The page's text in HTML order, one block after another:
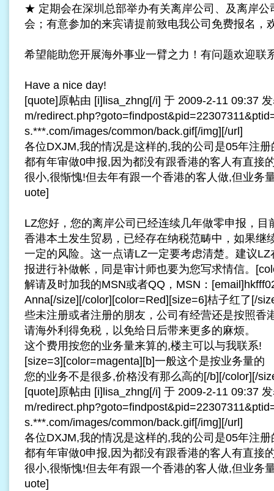
★ 定期会在深圳总部举办有关离岸公司、及离岸公
会；有意参加的来宾请提前致电我公司免费报名
希望能助您开展海外事业一臂之力！有问题欢迎联
Have a nice day!
[quote]原帖由 [i]lisa_zhng[/i] 于 2009-2-11 09:37
m/
s.***.com/images/common/back.gif[/img][/url]
各位DXJM,我的情况是这样的,我的公司是05年注
都有年审做0申报,因为都没有跟香港的客人有直接
很小,很惭愧!但去年有跟一个香港的客人做,但业务
uote]
LZ您好，您的离岸公司已经连续几年做零申报，目
香港本土发生贸易，已经存在纳税范畴中，如果继
一定的风险。这一点请LZ一定要考虑清楚。建议
报进行补做帐，同是审计师也要为您写求情信。
解请及时加我的MSN或者QQ，MSN：[email]
Anna[/size][/color][color=Red][size=6]桔子红了[/
些未注册或者注册的朋友，公司有经营还是按照香
请海外利得免税，以免给日后带来更多的麻烦。
这个费用按您的业务量来算的,楼主可以与我联系!
[size=3][color=magenta][b]一般这个是按业务量的
您的业务不是很多,价格没有那么高的[/b][/color][/
[quote]原帖由 [i]lisa_zhng[/i] 于 2009-2-11 09:37
m/
s.***.com/images/common/back.gif[/img][/url]
各位DXJM,我的情况是这样的,我的公司是05年注
都有年审做0申报,因为都没有跟香港的客人有直接
很小,很惭愧!但去年有跟一个香港的客人做,但业务
uote]